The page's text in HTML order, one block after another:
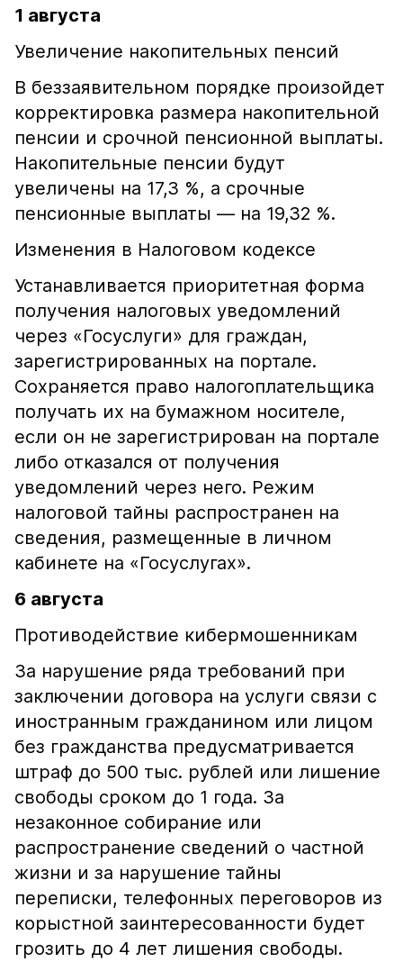
1 августа
Увеличение накопительных пенсий
В беззаявительном порядке произойдет
корректировка размера накопительной
пенсии и срочной пенсионной выплаты.
Накопительные пенсии будут
увеличены на 17,3 %, а срочные
пенсионные выплаты — на 19,32 %.
Изменения в Налоговом кодексе
Устанавливается приоритетная форма
получения налоговых уведомлений
через «Госуслуги» для граждан,
зарегистрированных на портале.
Сохраняется право налогоплательщика
получать их на бумажном носителе,
если он не зарегистрирован на портале
либо отказался от получения
уведомлений через него. Режим
налоговой тайны распространен на
сведения, размещенные в личном
кабинете на «Госуслугах».
6 августа
Противодействие кибермошенникам
За нарушение ряда требований при
заключении договора на услуги связи с
иностранным гражданином или лицом
без гражданства предусматривается
штраф до 500 тыс. рублей или лишение
свободы сроком до 1 года. За
незаконное собирание или
распространение сведений о частной
жизни и за нарушение тайны
переписки, телефонных переговоров из
корыстной заинтересованности будет
грозить до 4 лет лишения свободы.